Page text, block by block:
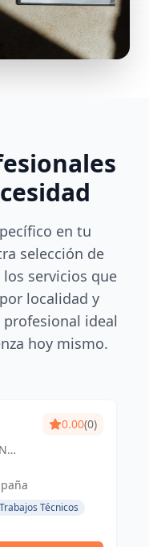
en tu
selección de
servicios que
localidad y
ideal
hoy mismo.
de
de
0.00(0)
Técnicos